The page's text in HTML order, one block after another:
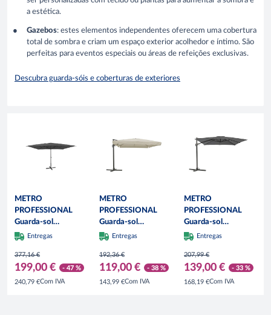
a estética.
Gazebos: estes elementos independentes oferecem uma cobertura
total de sombra e criam um espaço exterior acolhedor e íntimo. São
perfeitas para eventos especiais ou áreas de refeições exclusivas.
Descubra guarda-sóis e coberturas de exteriores
METRO
PROFESSIONAL
Guarda-sol
quadrado, alumínio,
de água,
antracite/cinzento
Entregas
377,16 €
199,00 € - 47 %
240,79 €Com IVA
METRO
PROFESSIONAL
Guarda-sol
quadrado suspenso
alumínio/aço, 3 x 3
m, repelente de
água, bege/cinzento
Entregas
192,36 €
119,00 € - 38 %
143,99 €Com IVA
METRO
PROFESSIONAL
Guarda-sol
quadrado suspenso,
3 x 3 m, com
função de manivela
e inclinação,
Entregas
207,99 €
139,00 € - 33 %
168,19 €Com IVA